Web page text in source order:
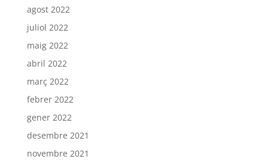
agost 2022
juliol 2022
maig 2022
abril 2022
març 2022
febrer 2022
gener 2022
desembre 2021
novembre 2021